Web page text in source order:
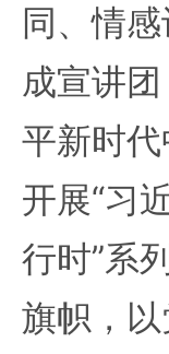
同、情
成宣讲
平新时
开展“习
行时”系
旗帜，